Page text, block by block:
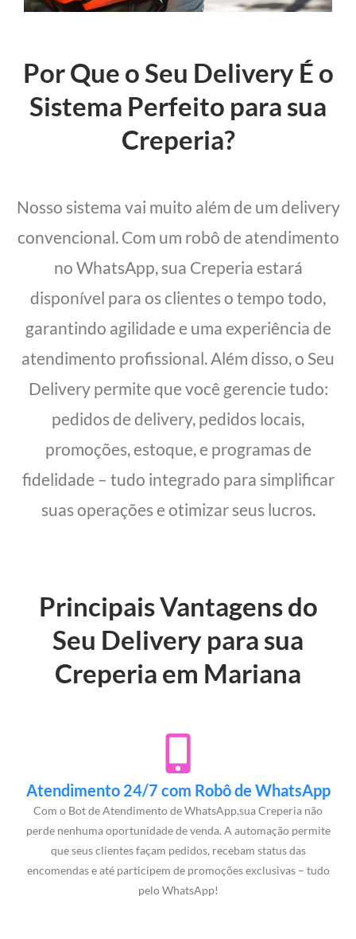
Por Que o Seu Delivery É o
Sistema Perfeito para sua
Creperia?
Nosso sistema vai muito além de um delivery
convencional. Com um robô de atendimento
no WhatsApp, sua Creperia estará
disponível para os clientes o tempo todo,
garantindo agilidade e uma experiência de
atendimento profissional. Além disso, o Seu
Delivery permite que você gerencie tudo:
pedidos de delivery, pedidos locais,
promoções, estoque, e programas de
fidelidade – tudo integrado para simplificar
suas operações e otimizar seus lucros.
Principais Vantagens do
Seu Delivery para sua
Creperia em Mariana
Atendimento 24/7 com Robô de WhatsApp
Com o Bot de Atendimento de WhatsApp,sua Creperia não
perde nenhuma oportunidade de venda. A automação permite
que seus clientes façam pedidos, recebam status das
encomendas e até participem de promoções exclusivas – tudo
pelo WhatsApp!